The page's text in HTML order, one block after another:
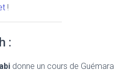
!
:
donne un cours de Guémara